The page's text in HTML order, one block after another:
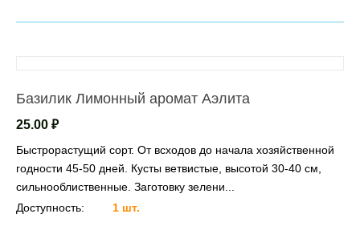
Базилик Лимонный аромат Аэлита
25.00 ₽
Быстрорастущий сорт. От всходов до начала хозяйственной
годности 45-50 дней. Кусты ветвистые, высотой 30-40 см,
сильнооблиственные. Заготовку зелени...
Доступность:
1 шт.